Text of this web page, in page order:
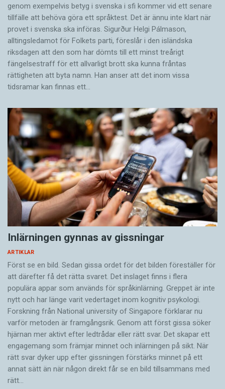
genom exempelvis betyg i svenska i sfi kommer vid ett senare
tillfälle att behöva göra ett språktest. Det är ännu inte klart när
provet i svenska ska införas. Sigurður Helgi Pálmason,
alltingsledamot för Folkets parti, föreslår i den isländska
riksdagen att den som har dömts till ett minst treårigt
fängelsestraff för ett allvarligt brott ska kunna fråntas
rättigheten att byta namn. Han anser att det inom vissa
tidsramar kan finnas ett…
Inlärningen gynnas av gissningar
ARTIKLAR
Först se en bild. Sedan gissa ordet för det bilden föreställer för
att därefter få det rätta svaret. Det inslaget finns i flera
populära appar som används för språkinlärning. Greppet är inte
nytt och har länge varit vedertaget inom kognitiv psykologi.
Forskning från National university of Singa­pore förklarar nu
varför metoden är framgångsrik. Genom att först gissa ­söker
hjärnan mer aktivt ­efter ledtrådar eller rätt svar. Det skapar ett
engagemang som främjar minnet och inlärningen på sikt. När
rätt svar dyker upp efter gissningen förstärks minnet på ett
annat sätt än när någon direkt får se en bild tillsammans med
rätt…